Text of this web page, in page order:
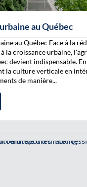
au Québec
au Québec Face à la
la croissance urbaine,
devient indispensable.
la culture verticale en
de manière...